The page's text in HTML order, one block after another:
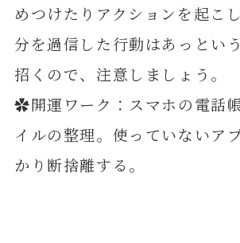
めつけたりアクションを起こ
分を過信した行動はあっとい
招くので、注意しましょう。
✿開運ワーク：スマホの電話
イルの整理。使っていないア
かり断捨離する。